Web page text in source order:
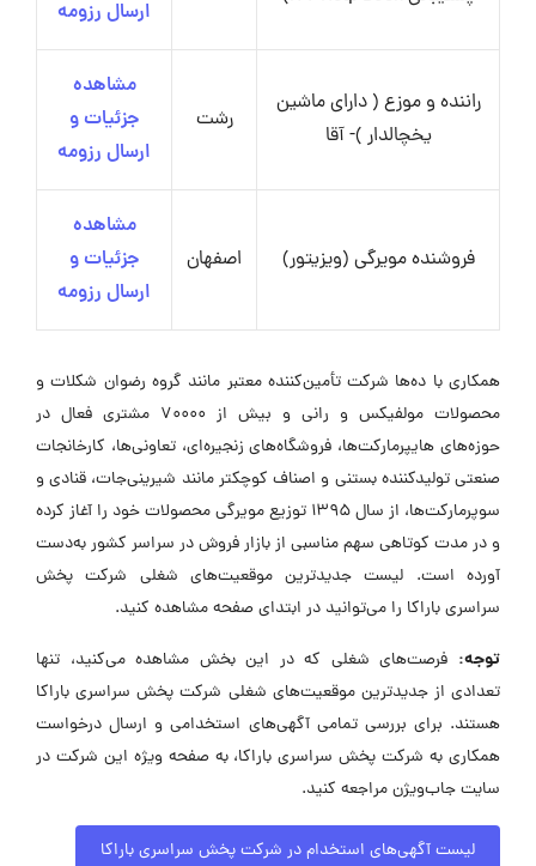
ارسال رزومه
راننده و موزع ( دارای ماشین
یخچالدار )- آقا
رشت
مشاهده
جزئیات و
ارسال رزومه
فروشنده مویرگی (ویزیتور) اصفهان
مشاهده
جزئیات و
ارسال رزومه
همکاری با ده‌ها شرکت تأمین‌کننده معتبر مانند گروه رضوان شکلات و
محصولات مولفیکس و رانی و بیش از 70000 مشتری فعال در
حوزه‌های هایپرمارکت‌ها، فروشگاه‌های زنجیره‌ای، تعاونی‌ها، کارخانجات
صنعتی تولیدکننده بستنی و اصناف کوچکتر مانند شیرینی‌جات، قنادی و
سوپرمارکت‌ها، از سال 1395 توزیع مویرگی محصولات خود را آغاز کرده
و در مدت کوتاهی سهم مناسبی از بازار فروش در سراسر کشور به‌دست
آورده است. لیست جدیدترین موقعیت‌های شغلی شرکت پخش
سراسری باراکا را می‌توانید در ابتدای صفحه مشاهده کنید.
توجه: فرصت‌های شغلی که در این بخش مشاهده می‌کنید، تنها
تعدادی از جدیدترین موقعیت‌های شغلی شرکت پخش سراسری باراکا
هستند. برای بررسی تمامی آگهی‌های استخدامی و ارسال درخواست
همکاری به شرکت پخش سراسری باراکا، به صفحه ویژه این شرکت در
سایت جاب‌ویژن مراجعه کنید.
لیست آگهی‌های استخدام در شرکت پخش سراسری باراکا